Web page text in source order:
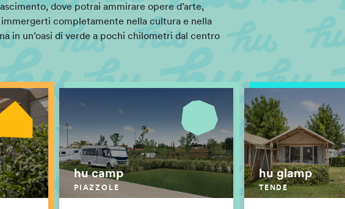
dove potrai ammirare opere d’arte,
completamente nella cultura e nella
in un’oasi di verde a pochi chilometri dal centro
hu camp
PIAZZOLE
hu glamp
TENDE